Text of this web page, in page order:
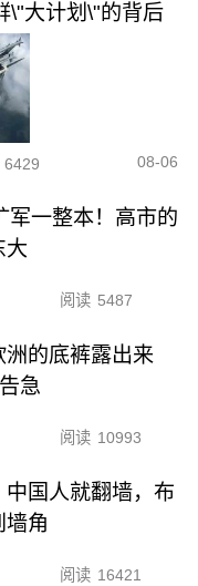
\"大计划\"的背后
6429 08-06
军一整本！高市的
大
阅读 5487
洲的底裤露出来
急
阅读 10993
中国人就翻墙，布
墙角
阅读 16421